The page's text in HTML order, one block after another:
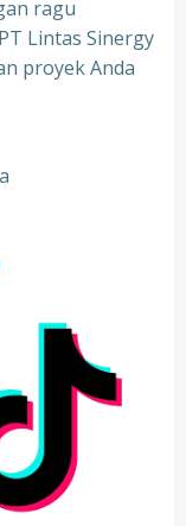
ragu
Lintas Sinergy
proyek Anda